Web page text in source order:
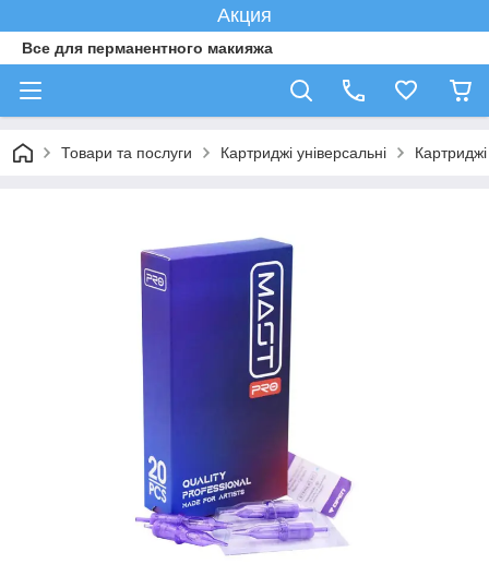
Акция
Все для перманентного макияжа
Товари та послуги Картриджі універсальні